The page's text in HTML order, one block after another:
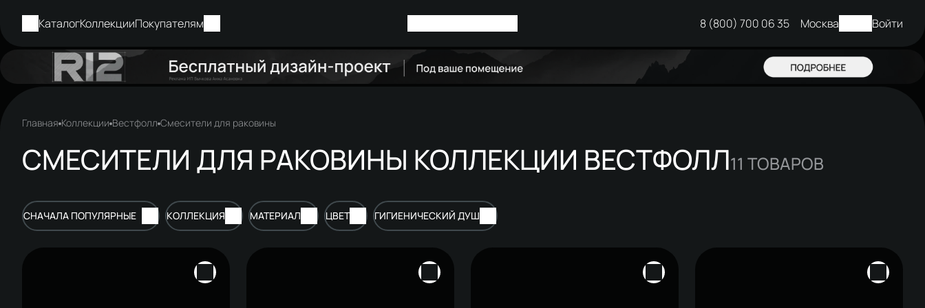
КаталогКоллекцииПокупателям 8 (800) 700 06 35 Москва Войти
Главная Коллекции Вестфолл Смесители для раковины
СМЕСИТЕЛИ ДЛЯ РАКОВИНЫ КОЛЛЕКЦИИ ВЕСТФОЛЛ11 ТОВАРОВ
СНАЧАЛА ПОПУЛЯРНЫЕ КОЛЛЕКЦИЯ МАТЕРИАЛ ЦВЕТ ГИГИЕНИЧЕСКИЙ ДУШ